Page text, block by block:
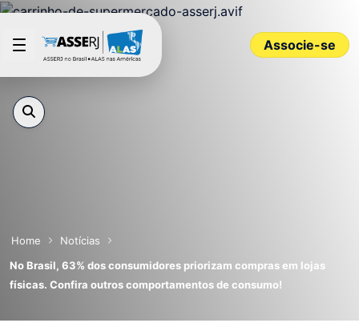
Pular para o Conteúdo principal
Associe-se
Home
Notícias
No Brasil, 63% dos consumidores priorizam compras em lojas
físicas. Confira outros comportamentos de consumo!